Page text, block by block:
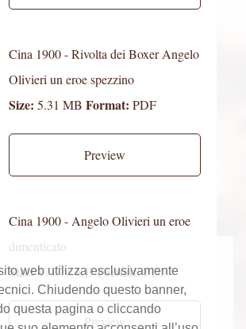
web utilizza esclusivamente
Chiudendo questo banner,
questa pagina o cliccando
Cina 1900 - Rivolta dei Boxer Angelo
Olivieri un eroe spezzino
Size: 5.31 MB Format: PDF
Preview
Cina 1900 - Angelo Olivieri un eroe
dimenticato
Size:171.75 KBFormat:PDF
Preview